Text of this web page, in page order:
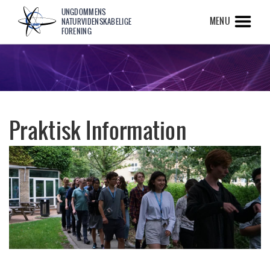
UNGDOMMENS
NATURVIDENSKABELIGE
FORENING
MENU
Praktisk Information